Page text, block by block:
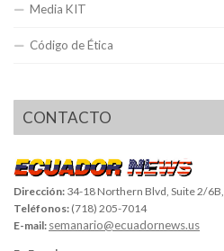
Media KIT
Código de Ética
CONTACTO
Dirección: 34-18 Northern Blvd, Suite 2/
Teléfonos: (718) 205-7014
E-mail: semanario@ecuadornews.us